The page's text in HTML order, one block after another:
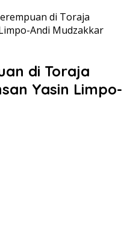
di Toraja
Andi Mudzakkar
di Toraja
Yasin Limpo-